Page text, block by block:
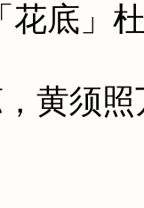
底」
须照